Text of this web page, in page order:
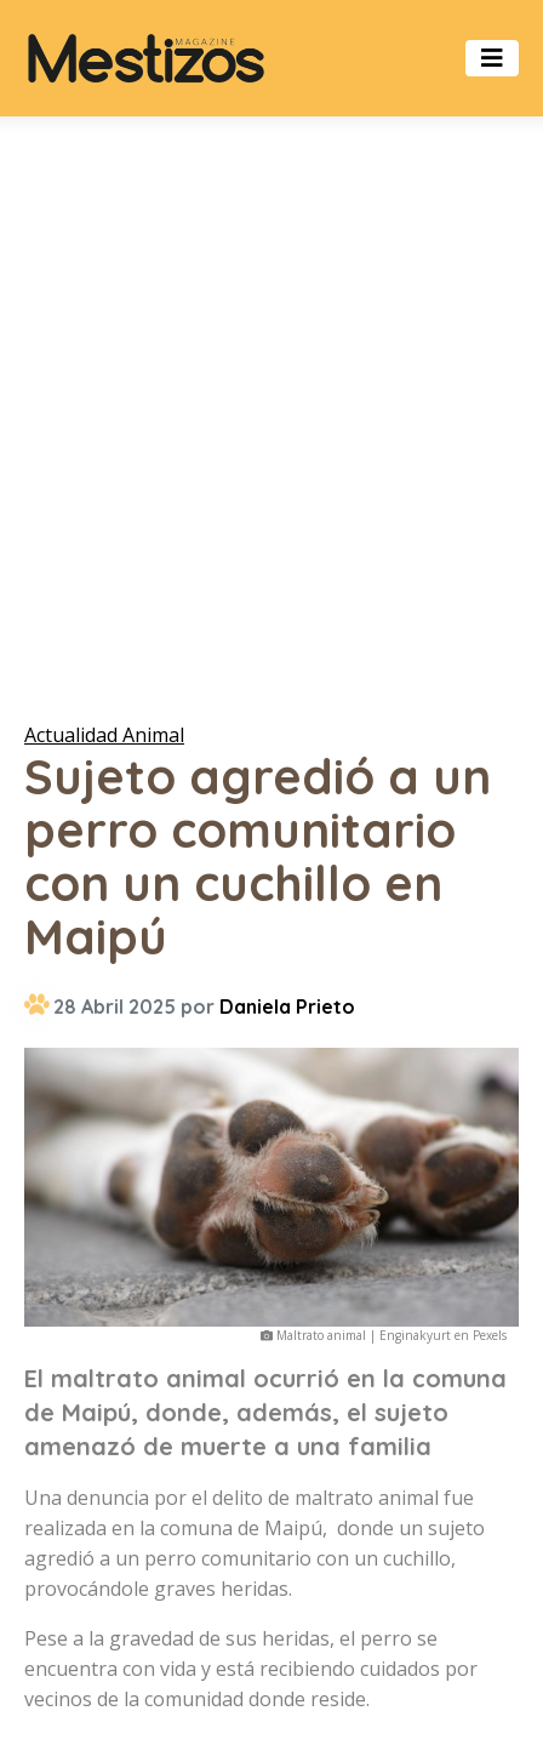
Actualidad Animal
Sujeto agredió a un
perro comunitario
con un cuchillo en
Maipú
28 Abril 2025 por Daniela Prieto
Maltrato animal | Enginakyurt en Pexels
El maltrato animal ocurrió en la comuna
de Maipú, donde, además, el sujeto
amenazó de muerte a una familia
Una denuncia por el delito de maltrato animal fue
realizada en la comuna de Maipú, donde un sujeto
agredió a un perro comunitario con un cuchillo,
provocándole graves heridas.
Pese a la gravedad de sus heridas, el perro se
encuentra con vida y está recibiendo cuidados por
vecinos de la comunidad donde reside.